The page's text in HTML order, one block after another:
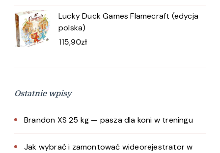
Lucky Duck Games Flamecraft (edycja
polska)
115,90zł
Ostatnie wpisy
Brandon XS 25 kg — pasza dla koni w treningu
Jak wybrać i zamontować wideorejestrator w